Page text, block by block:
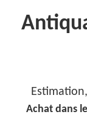
Achat dans